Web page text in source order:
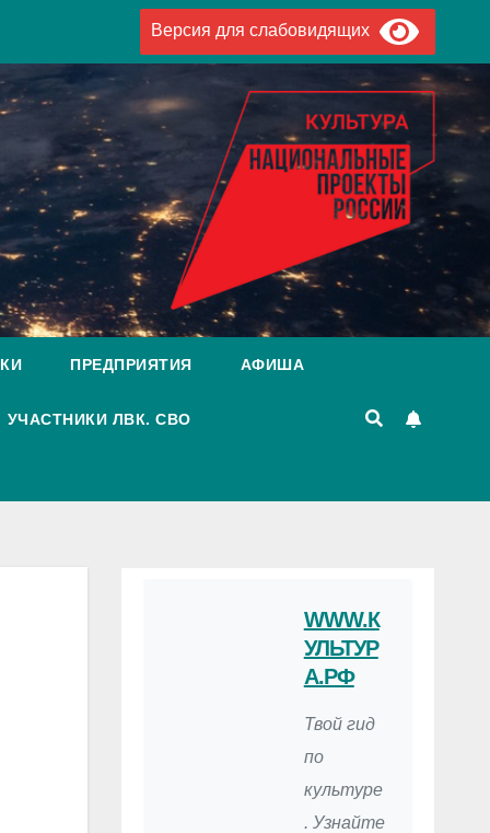
Версия для слабовидящих
ПРЕДПРИЯТИЯ АФИША
УЧАСТНИКИ ЛВК. СВО
WWW.К
УЛЬТУР
А.РФ
Твой гид
по
культуре
. Узнайте